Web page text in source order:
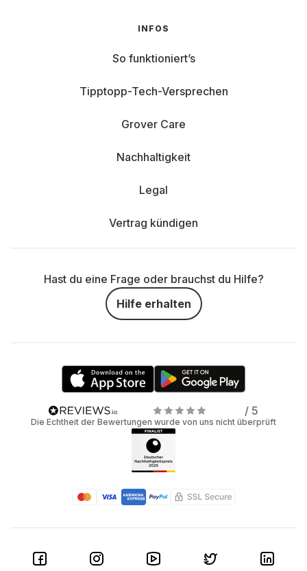
INFOS
So funktioniert’s
Tipptopp-Tech-Versprechen
Grover Care
Nachhaltigkeit
Legal
Vertrag kündigen
Hast du eine Frage oder brauchst du Hilfe?
Hilfe erhalten
/ 5
Die Echtheit der Bewertungen wurde von uns nicht überprüft